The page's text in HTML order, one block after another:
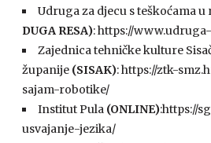
Udruga za djecu s teškoćama
DUGA RESA): https://
Zajednica tehničke kulture
županije (SISAK): https://ztk-
sajam-robotike/
Institut Pula (ONLINE):https://
usvajanje-jezika/